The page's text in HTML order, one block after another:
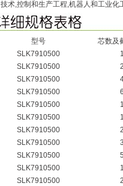
技术,控制和生产工程,机器人和工业
型号 芯数及
SLK7910500
SLK7910500
SLK7910500
SLK7910500
SLK7910500
SLK7910500
SLK7910500
SLK7910500
SLK7910500
SLK7910500
SLK7910500